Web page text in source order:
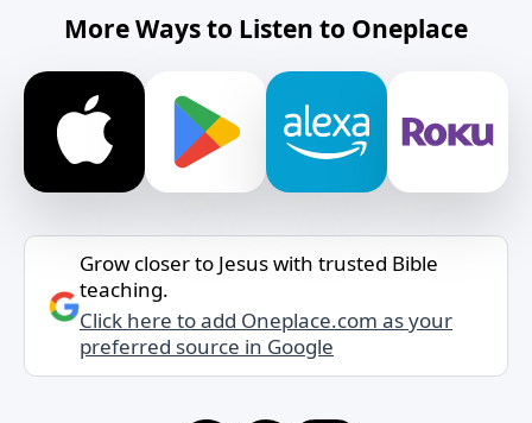
More Ways to Listen to Oneplace
Grow closer to Jesus with trusted Bible
teaching.
Click here to add Oneplace.com as your
preferred source in Google